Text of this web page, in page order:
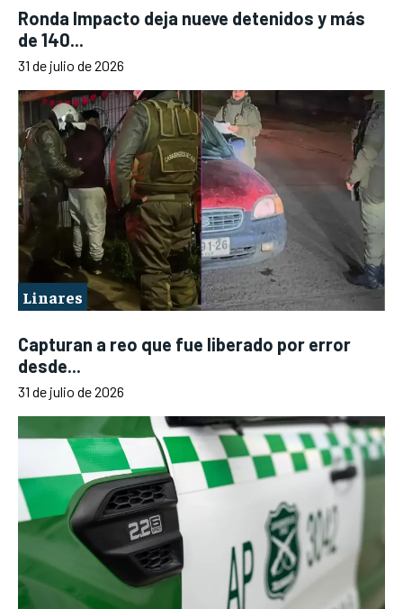
Ronda Impacto deja nueve detenidos y más
de 140...
31 de julio de 2026
Linares
Capturan a reo que fue liberado por error
desde...
31 de julio de 2026